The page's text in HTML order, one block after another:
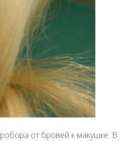
от бровей к макушке. В